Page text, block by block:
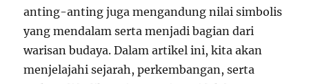
anting-anting juga mengandung nilai simbolis
yang mendalam serta menjadi bagian dari
warisan budaya. Dalam artikel ini, kita akan
menjelajahi sejarah, perkembangan, serta